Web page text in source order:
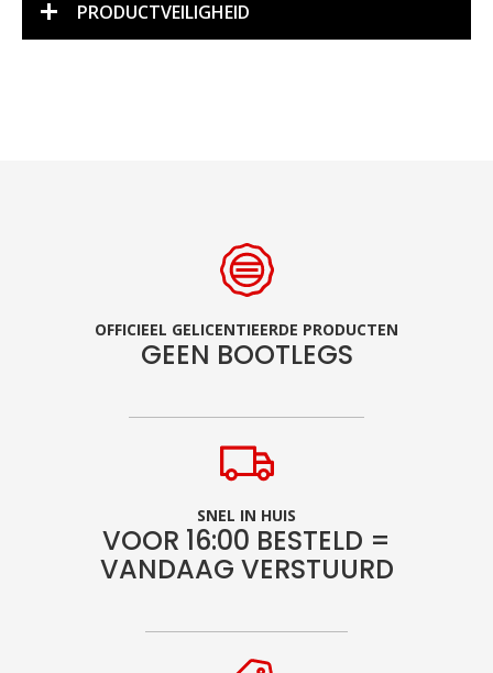
PRODUCTVEILIGHEID
OFFICIEEL GELICENTIEERDE PRODUCTEN
GEEN BOOTLEGS
SNEL IN HUIS
VOOR 16:00 BESTELD =
VANDAAG VERSTUURD